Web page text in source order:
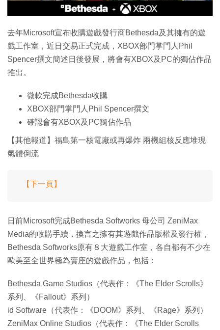
去年Microsoft宣布收購遊戲發行商Bethesda及其擁有的遊
戲工作室，近日交易正式完成，XBOX部門掌門人Phil
Spencer撰文簡述日後發展，將會有XBOX及PC的獨佔作品
推出。
微軟完成Bethesda收購
XBOX部門掌門人Phil Spencer撰文
確認會有XBOX及PC獨佔作品
【其他報道】福島第一核電廠或再爆炸 兩機組核反應堆現
氣體倒流
【下一頁】
日前Microsoft完成Bethesda Softworks 母公司 ZeniMax
Media的收購手續，換言之擁有其遊戲作品版權及發行權，
Bethesda Softworks原有８大遊戲工作室，各自都有不少在
歐美至全世界極為賣座的遊戲作品，包括：
Bethesda Game Studios（代表作：《The Elder Scrolls》
系列、《Fallout》系列）
id Software（代表作：《DOOM》系列、《Rage》系列）
ZeniMax Online Studios（代表作：《The Elder Scrolls